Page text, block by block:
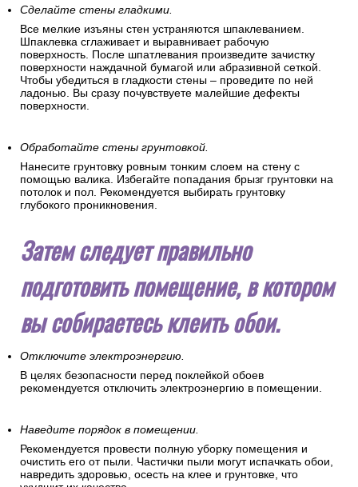
Сделайте стены гладкими.
Все мелкие изъяны стен устраняются шпаклеванием.
Шпаклевка сглаживает и выравнивает рабочую
поверхность. После шпатлевания произведите зачистку
поверхности наждачной бумагой или абразивной сеткой.
Чтобы убедиться в гладкости стены – проведите по ней
ладонью. Вы сразу почувствуете малейшие дефекты
поверхности.
Обработайте стены грунтовкой.
Нанесите грунтовку ровным тонким слоем на стену с
помощью валика. Избегайте попадания брызг грунтовки на
потолок и пол. Рекомендуется выбирать грунтовку
глубокого проникновения.
Затем следует правильно
подготовить помещение, в котором
вы собираетесь клеить обои.
Отключите электроэнергию.
В целях безопасности перед поклейкой обоев
рекомендуется отключить электроэнергию в помещении.
Наведите порядок в помещении.
Рекомендуется провести полную уборку помещения и
очистить его от пыли. Частички пыли могут испачкать обои,
навредить здоровью, осесть на клее и грунтовке, что